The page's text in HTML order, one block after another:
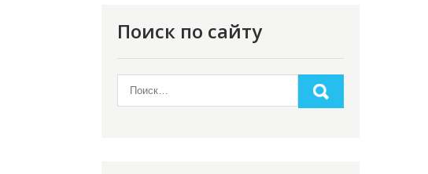
Поиск по сайту